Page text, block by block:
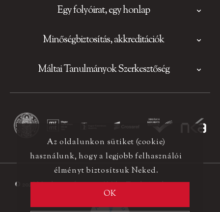
Egy folyóirat, egy honlap
Minőségbiztosítás, akkreditációk
Máltai Tanulmányok Szerkesztőség
© 2026 Minden jog fenntartva! Máltai Tanulmányok
Az oldalunkon sütiket (cookie)
használunk, hogy a legjobb felhasználói
élményt biztosítsuk Neked.
OK